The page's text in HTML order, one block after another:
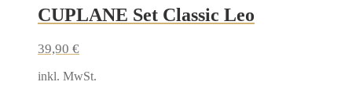
CUPLANE Set Classic Leo
39,90 €
inkl. MwSt.